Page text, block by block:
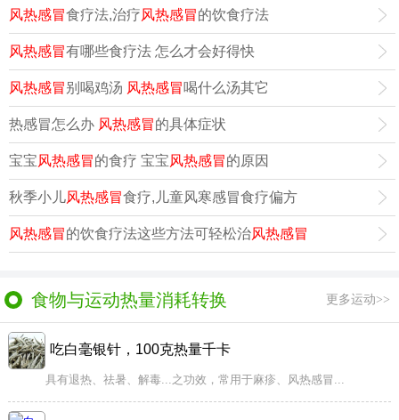
风热感冒食疗法,治疗风热感冒的饮食疗法
风热感冒有哪些食疗法 怎么才会好得快
风热感冒别喝鸡汤 风热感冒 喝什么汤其它
热感冒怎么办 风热感冒的具体症状
宝宝风热感冒的食疗 宝宝风热感冒的原因
秋季小儿风热感冒食疗,儿童风寒感冒食疗偏方
风热感冒的饮食疗法这些方法可轻松治风热感冒
食物与运动热量消耗转换 更多运动>>
吃白毫银针，100克热量千卡
具有退热、祛暑、解毒...之功效，常用于麻疹、风热感冒...